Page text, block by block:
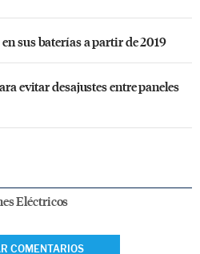
sus baterías a partir de 2019
evitar desajustes entre paneles
Eléctricos
COMENTARIOS